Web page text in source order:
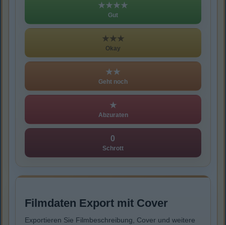
★★★★
Gut
★★★
Okay
★★
Geht noch
★
Abzuraten
0
Schrott
Filmdaten Export mit Cover
Exportieren Sie Filmbeschreibung, Cover und weitere